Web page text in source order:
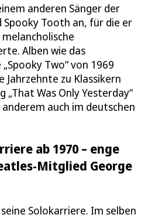
anderen Sänger der
Tooth an, für die er
Alben wie das
Two“ von 1969
Jahrzehnte zu Klassikern
„That Was Only Yesterday“
auch im deutschen
ab 1970 – enge
Mitglied George
Solokarriere. Im selben